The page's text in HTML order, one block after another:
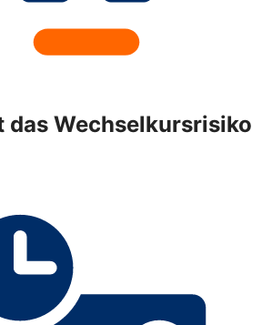
das Wechselkursrisiko